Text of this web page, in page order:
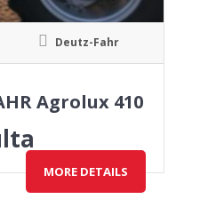
Deutz-Fahr
Agrolux 410
MORE DETAILS